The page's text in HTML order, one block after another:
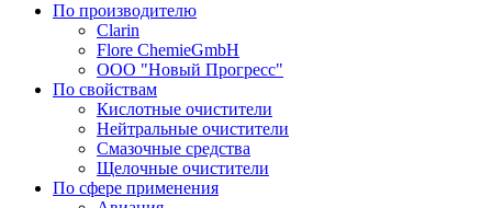
По производителю
Clarin
Flore ChemieGmbH
ООО "Новый Прогресс"
По свойствам
Кислотные очистители
Нейтральные очистители
Смазочные средства
Щелочные очистители
По сфере применения